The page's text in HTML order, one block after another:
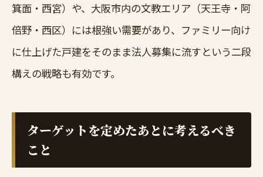
箕面・西宮）や、大阪市内の文教エリア（天王寺・阿
倍野・西区）には根強い需要があり、ファミリー向け
に仕上げた戸建をそのまま法人募集に流すという二段
構えの戦略も有効です。
ターゲットを定めたあとに考えるべき
こと